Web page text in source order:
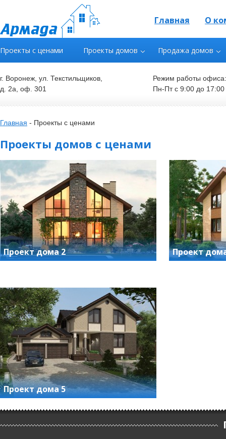
Главная О
Проекты с ценами Проекты домов Продажа домов
г. Воронеж, ул. Текстильщиков,
д. 2а, оф. 301
Режим работы офиса:
Пн-Пт с 9:00 до 17:00
Главная - Проекты с ценами
Проекты домов с ценами
Проект дома 2 Проект
Проект дома 5